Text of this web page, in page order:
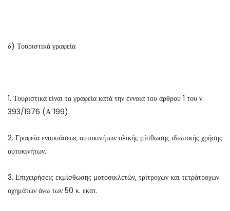
δ) Τουριστικά γραφεία
1. Τουριστικά είναι τα γραφεία κατά την έννοια του άρθρου 1 του ν.
393/1976 (Α΄199).
2. Γραφεία ενοικιάσεως αυτοκινήτων ολικής μίσθωσης ιδιωτικής χρήσης
αυτοκινήτων.
3. Επιχειρήσεις εκμίσθωσης μοτοσικλετών, τρίτροχων και τετράτροχων
οχημάτων άνω των 50 κ. εκατ.